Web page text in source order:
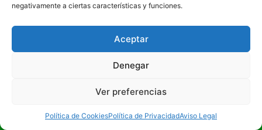
negativamente a ciertas características y funciones.
Aceptar
Denegar
Ver preferencias
Política de CookiesPolítica de PrivacidadAviso Legal
Torre Pacheco sean imprescindibles.
Fotomatones en Torre Pacheco en todos los
Ofrecemos fotomatones en Torre Pacheco en
San Antonio
¡LLÁMANOS!